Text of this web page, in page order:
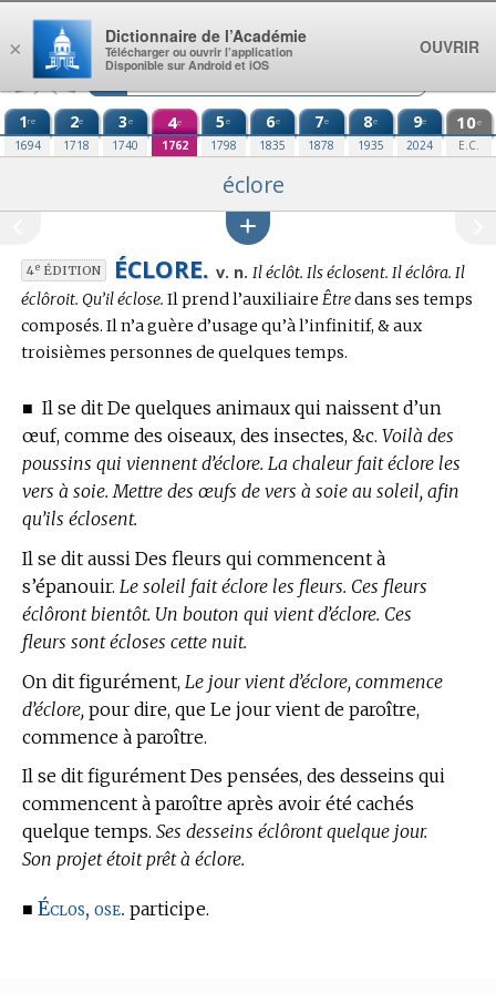
Aller au contenu
1re
1694
2e
1718
3e
1740
4e
1762
5e
1798
6e
1835
7e
1878
8e
1935
9e
2024
10e
E.C.
éclore
4eÉDITION ÉCLORE. v. n. Conjugaison
:
Il éclôt. Ils éclosent. Il éclôra. Il
éclôroit. Qu’il éclose. Il prend l’auxiliaire Êtredans ses temps
composés. Il n’a guère d’usage qu’à l’infinitif, & aux
troisièmes personnes de quelques temps.
■ Il se dit De quelques animaux qui naissent d’un
œuf, comme des oiseaux, des insectes, &c. Voilà des
poussins qui viennent d’éclore. La chaleur fait éclore les
vers à soie. Mettre des œufs de vers à soie au soleil, afin
qu’ils éclosent.
Il se dit aussi Des fleurs qui commencent à
s’épanouir. Le soleil fait éclore les fleurs. Ces fleurs
éclôront bientôt. Un bouton qui vient d’éclore. Ces
fleurs sont écloses cette nuit.
On dit figurément, Le jour vient d’éclore, commence
d’éclore, pour dire, que Le jour vient de paroître,
commence à paroître.
Il se dit figurément Des pensées, des desseins qui
commencent à paroître après avoir été cachés
quelque temps. Ses desseins éclôront quelque jour.
Son projet étoit prêt à éclore.
■ Éclos, ose. participe.
×
Dictionnaire de l’Académie
Télécharger ou ouvrir l’application
Disponible sur Android et iOS
OUVRIR